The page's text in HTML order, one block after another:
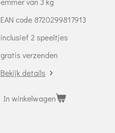
EAN code 8720299817913
inclusief 2 speeltjes
gratis verzenden
Bekijk details
In winkelwagen